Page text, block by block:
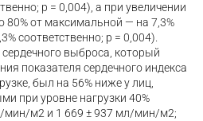
p = 0,004), а при увеличении
80% от максимальной — на 7,3%
соответственно; p = 0,004).
выброса, который
показателя сердечного индекса
был на 56% ниже у лиц,
при уровне нагрузки 40%
мин/м2 и 1 669 ± 937 мл/мин/м2;